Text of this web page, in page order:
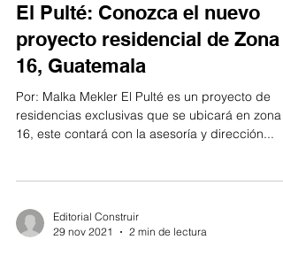
El Pulté: Conozca el nuevo
proyecto residencial de Zona
16, Guatemala
Por: Malka Mekler El Pulté es un proyecto de
residencias exclusivas que se ubicará en zona
16, este contará con la asesoría y dirección...
Editorial Construir
29 nov 2021
2 min de lectura